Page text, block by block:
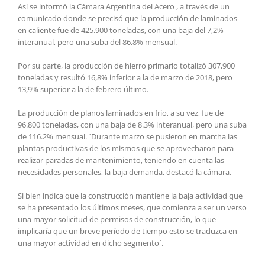
Así se informó la Cámara Argentina del Acero , a través de un
comunicado donde se precisó que la producción de laminados
en caliente fue de 425.900 toneladas, con una baja del 7,2%
interanual, pero una suba del 86,8% mensual.
Por su parte, la producción de hierro primario totalizó 307,900
toneladas y resultó 16,8% inferior a la de marzo de 2018, pero
13,9% superior a la de febrero último.
La producción de planos laminados en frío, a su vez, fue de
96.800 toneladas, con una baja de 8.3% interanual, pero una suba
de 116.2% mensual. `Durante marzo se pusieron en marcha las
plantas productivas de los mismos que se aprovecharon para
realizar paradas de mantenimiento, teniendo en cuenta las
necesidades personales, la baja demanda, destacó la cámara.
Si bien indica que la construcción mantiene la baja actividad que
se ha presentado los últimos meses, que comienza a ser un verso
una mayor solicitud de permisos de construcción, lo que
implicaría que un breve período de tiempo esto se traduzca en
una mayor actividad en dicho segmento`.